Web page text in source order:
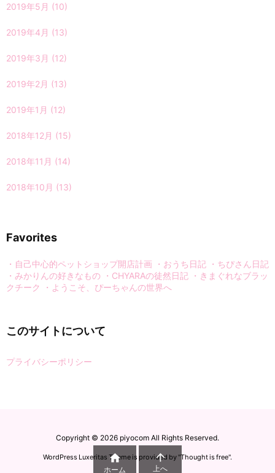
2019年5月 (10)
2019年4月 (13)
2019年3月 (12)
2019年2月 (13)
2019年1月 (12)
2018年12月 (15)
2018年11月 (14)
2018年10月 (13)
Favorites
・自己中心的ペットショップ開店計画 ・おうち日記 ・ちぴさん日記
・みかりんの好きなもの ・CHYARAの徒然日記 ・きまぐれなブラッ
クチーク
・ようこそ、ぴーちゃんの世界へ
このサイトについて
プライバシーポリシー
Copyright © 2026 piyocom All Rights Reserved.
WordPress Luxeritas Theme is provided by "Thought is free".

ホーム

上へ